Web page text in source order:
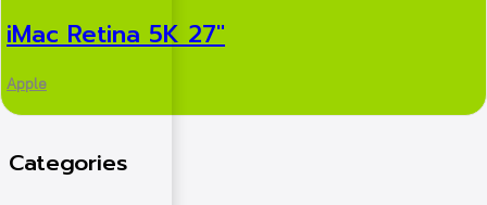
iMac Retina 5K 27″
Apple
Categories